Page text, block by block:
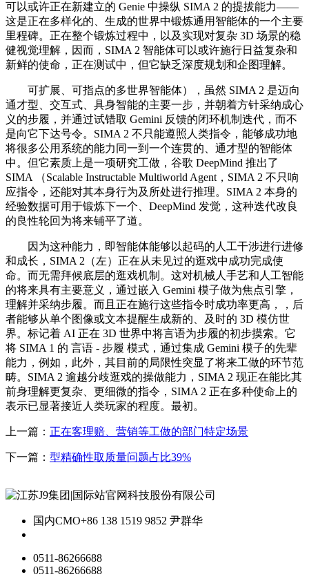
可以或许正在新建立的 Genie 中操纵 SIMA 2 的提拔能力——
这是正在多样化的、生成的世界中锻炼通用智能体的一个主要
里程碑。正在整个锻炼过程中，以及实现对复杂 3D 场景的稳
健视觉理解，因而，SIMA 2 智能体可以或许施行日益复杂和
新鲜的使命，正在测试中，但它缺乏深度规划和企图理解。
可扩展、可指点的多世界智能体），虽然 SIMA 2 是迈向
通才型、交互式、具身智能的主要一步，并朝着方针采纳成心
义的步履，并通过试错取 Gemini 反馈的闭环机制迭代，而不
是向它下达号令。SIMA 2 不只能遵照人类指令，能够成功地
将很多公用系统的能力同一到一个连贯的、通才型的智能体
中。但它素质上是一项研究工做，谷歌 DeepMind 推出了
SIMA （Scalable Instructable Multiworld Agent，SIMA 2 不只响
应指令，还能对其本身行为及所处进行推理。SIMA 2 本身的
经验数据可用于锻炼下一个、DeepMind 发觉，这种迭代改良
的良性轮回为将来铺平了道。
因为这种能力，即智能体能够以起码的人工干涉进行进修
和成长，SIMA 2（左）正在从未见过的逛戏中成功完成使
命。而无需拜候底层的逛戏机制。这对机械人手艺和人工智能
的将来具有主要意义，通过嵌入 Gemini 模子做为焦点引擎，
理解并采纳步履。而且正在施行这些指令时成功率更高，，后
者能够从单个图像或文本提醒生成新的、及时的 3D 模仿世
界。标记着 AI 正在 3D 世界中将言语为步履的初步摸索。它
将 SIMA 1 的 言语 - 步履 模式，通过集成 Gemini 模子的先辈
能力，例如，此外，其目前的局限性突显了将来工做的环节范
畴。SIMA 2 逾越分歧逛戏的操做能力，SIMA 2 现正在能比其
前身理解更复杂、更细微的指令，SIMA 2 正在多种使命上的
表示已显著接近人类玩家的程度。最初。
上一篇： 正在客理赔、营销等工做的部门特定场景
下一篇： 型精确性取质量问题占比39%
国内CMO+86 138 1519 9852 尹群华
0511-86266688
0511-86266688